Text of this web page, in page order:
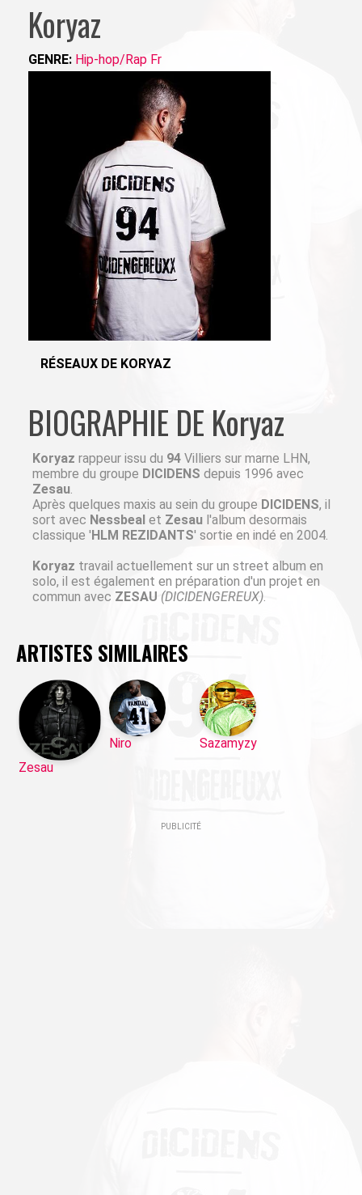
Koryaz
GENRE: Hip-hop/Rap Fr
RÉSEAUX DE KORYAZ
BIOGRAPHIE DE Koryaz
Koryaz rappeur issu du 94 Villiers sur marne LHN,
membre du groupe DICIDENS depuis 1996 avec
Zesau.
Après quelques maxis au sein du groupe DICIDENS, il
sort avec Nessbeal et Zesau l'album desormais
classique 'HLM REZIDANTS' sortie en indé en 2004.
Koryaz travail actuellement sur un street album en
solo, il est également en préparation d'un projet en
commun avec ZESAU (DICIDENGEREUX).
ARTISTES SIMILAIRES
Zesau
Niro Sazamyzy
PUBLICITÉ